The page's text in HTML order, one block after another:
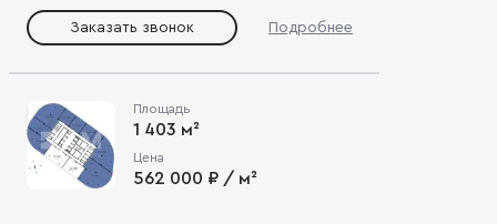
Заказать звонок Подробнее
Площадь
1 403 м²
Цена
562 000 ₽ / м²